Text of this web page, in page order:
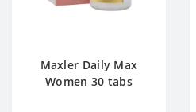
Maxler Daily Max
Women 30 tabs